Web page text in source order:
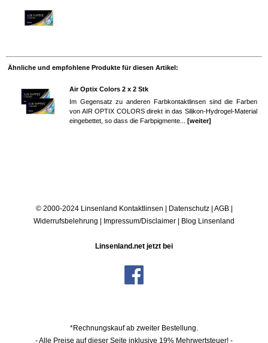
Ähnliche und empfohlene Produkte für diesen Artikel:
Air Optix Colors 2 x 2 Stk
Im Gegensatz zu anderen Farbkontaktlinsen sind die Farben
von AIR OPTIX COLORS direkt in das Silikon-Hydrogel-Material
eingebettet, so dass die Farbpigmente...
[weiter]
© 2000-2024 Linsenland Kontaktlinsen Datenschutz| AGB|
Widerrufsbelehrung
Impressum/Disclaimer Blog Linsenland
Linsenland.net jetzt bei
*Rechnungskauf ab zweiter Bestellung.
- Alle Preise auf dieser Seite inklusive 19% Mehrwertsteuer! -